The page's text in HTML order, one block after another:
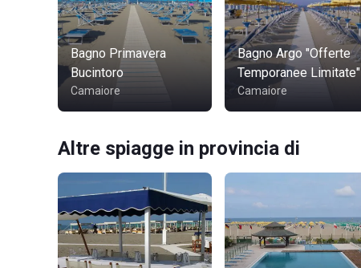
Bagno Primavera
Bucintoro
Camaiore
Bagno Argo "Offerte
Temporanee Limitate"
Camaiore
Altre spiagge in provincia di